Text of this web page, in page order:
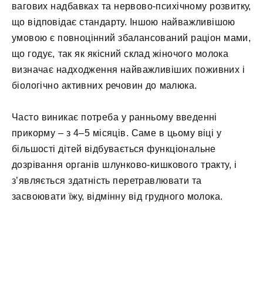
вагових надбавках та нервово-психічному розвитку,
що відповідає стандарту. Іншою найважливішою
умовою є повноцінний збалансований раціон мами,
що годує, так як якісний склад жіночого молока
визначає надходження найважливіших поживних і
біологічно активних речовин до малюка.
Часто виникає потреба у ранньому введенні
прикорму – з 4–5 місяців. Саме в цьому віці у
більшості дітей відбувається функціональне
дозрівання органів шлунково-кишкового тракту, і
з’являється здатність перетравлювати та
засвоювати їжу, відмінну від грудного молока.